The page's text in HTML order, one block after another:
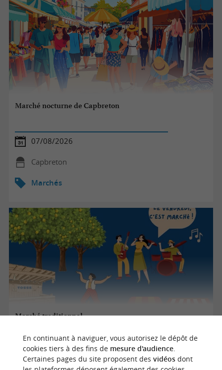
Marché nocturne de Capbreton
07/08/2026
Capbreton
Marchés
Marché traditionnel
07/08/2026
En continuant à naviguer, vous autorisez le dépôt de
cookies tiers à des fins de mesure d'audience.
Certaines pages du site proposent des vidéosdont